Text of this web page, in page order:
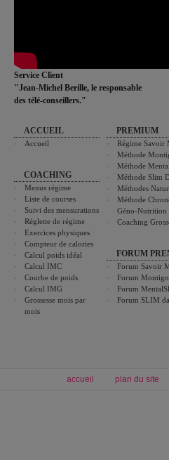
Service Client
"Jean-Michel Berille, le responsable
des télé-conseillers."
ACCUEIL
Accueil
COACHING
Menus régime
Liste de courses
Suivi des mensurations
Réglette de régime
Exercices physiques
Compteur de calories
Calcul poids idéal
Calcul IMC
Courbe de poids
Calcul IMG
Grossesse mois par
mois
PREMIUM
Régime Savoir
Méthode
Méthode
Méthode Slim
Méthodes
Méthode
Géno-Nutrition
Coaching
FORUM
Forum Savoir
Forum
Forum
Forum SLIM
accueil plan du site